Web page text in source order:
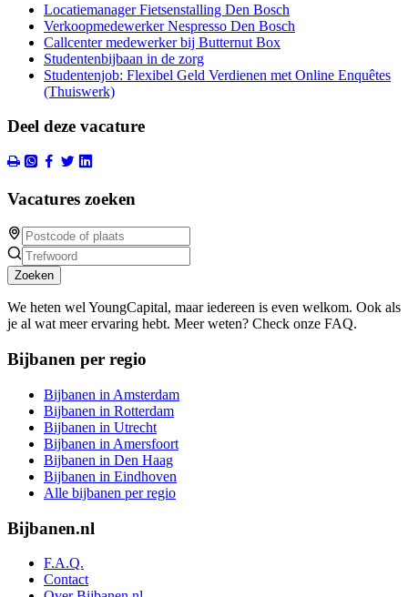
Locatiemanager Fietsenstalling Den Bosch
Verkoopmedewerker Nespresso Den Bosch
Callcenter medewerker bij Butternut Box
Studentenbijbaan in de zorg
Studentenjob: Flexibel Geld Verdienen met Online Enquêtes
(Thuiswerk)
Deel deze vacature
Vacatures zoeken
Zoeken
We heten wel YoungCapital, maar iedereen is even welkom. Ook als
je al wat meer ervaring hebt. Meer weten? Check onze FAQ.
Bijbanen per regio
Bijbanen in Amsterdam
Bijbanen in Rotterdam
Bijbanen in Utrecht
Bijbanen in Amersfoort
Bijbanen in Den Haag
Bijbanen in Eindhoven
Alle bijbanen per regio
Bijbanen.nl
F.A.Q.
Contact